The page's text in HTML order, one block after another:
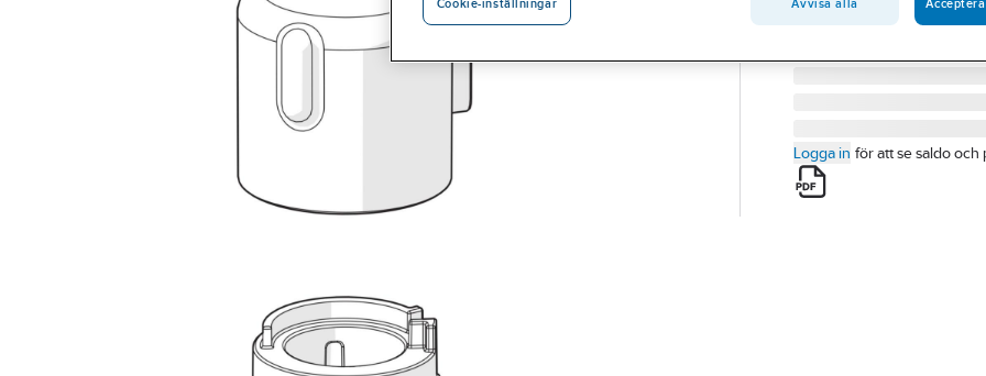
Logga in för att se saldo och
Cookie-inställningar Avvisa alla